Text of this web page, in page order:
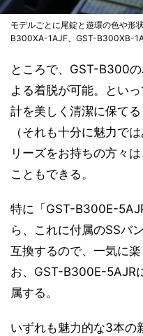
モデルごとに尾錠と遊環の色や形
B300XA-1AJF、GST-B300XB-
ところで、GST-B300
よる着脱が可能。とい
計を美しく清潔に保て
（それも十分に魅力で
リーズをお持ちの方々
こともできる。
特に「GST-B300E-
ら、これに付属のSSバ
互換するので、一気に
お、GST-B300E-5AJR
属する。
いずれも魅力的な3本